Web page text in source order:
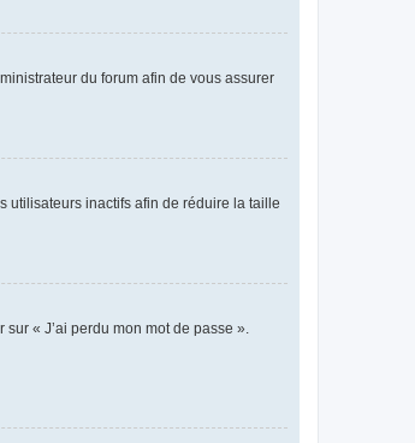
du forum afin de vous assurer
utilisateurs inactifs afin de réduire la taille
« J’ai perdu mon mot de passe ».